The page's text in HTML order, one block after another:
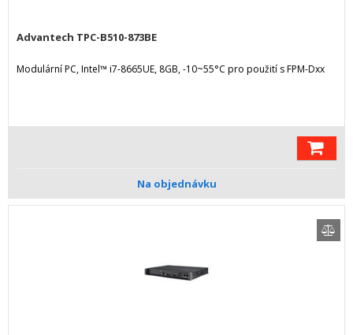
Advantech TPC-B510-873BE
Modulární PC, Intel™ i7-8665UE, 8GB, -10~55°C pro použití s FPM-Dxx
Na objednávku